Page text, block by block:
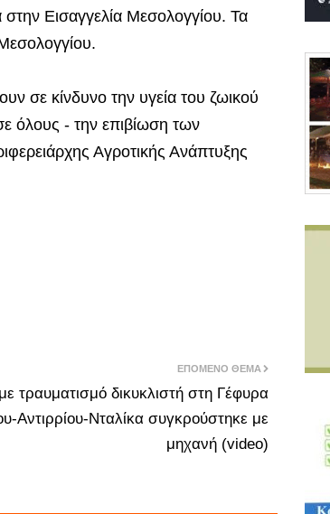
Εισαγγελία Μεσολογγίου. Τα
σε κίνδυνο την υγεία του ζωικού
όλους - την επιβίωση των
Αγροτικής Ανάπτυξης
ΕΠΌΜΕΝΟ ΘΈΜΑ
τραυματισμό δικυκλιστή στη Γέφυρα
Αντιρρίου-Νταλίκα συγκρούστηκε με
μηχανή (video)